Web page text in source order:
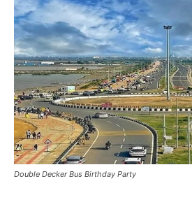
Double Decker Bus Birthday Party